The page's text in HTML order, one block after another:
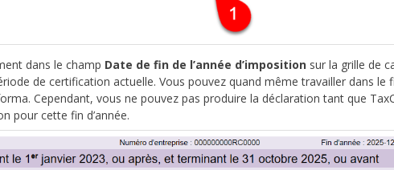
dans le champ Date de fin de l’année d’imposition sur la grille de
de certification actuelle. Vous pouvez quand même travailler dans le
Cependant, vous ne pouvez pas produire la déclaration tant que
pour cette fin d’année.